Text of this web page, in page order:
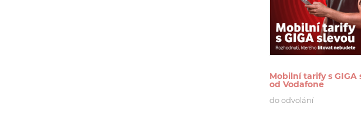
Mobilní tarify s GIGA
od Vodafone
do odvolání